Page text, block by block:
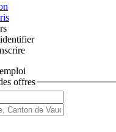
offres